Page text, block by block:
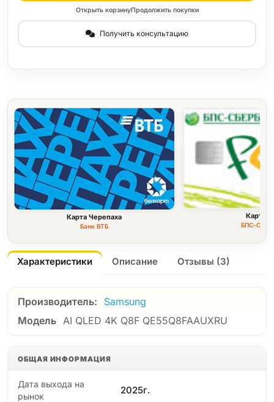
Открыть корзинуПродолжить покупки
Получить консультацию
Карта Черепаха
Банк ВТБ
Карта
БПС-
Характеристики Описание Отзывы (3)
Производитель:
Samsung
Модель AI QLED 4K Q8F QE55Q8FAAUXRU
ОБЩАЯ ИНФОРМАЦИЯ
Дата выхода на
рынок
2025г.